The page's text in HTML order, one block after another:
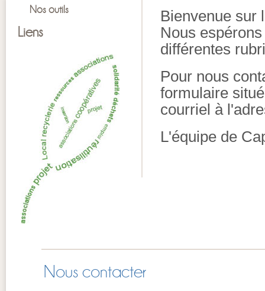
Nos outils
Liens
Bienvenue sur
Nous
différentes
Pour nous
formulaire
courriel à
L'équipe de
Nous contacter